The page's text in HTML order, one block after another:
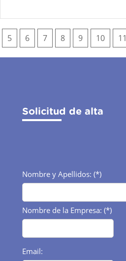
5 6 7 8 9 10 11
Solicitud de alta
Nombre y Apellidos: (*)
Nombre de la Empresa: (*)
Email: